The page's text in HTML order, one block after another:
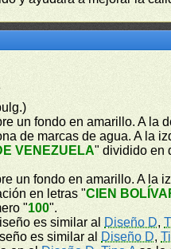
un fondo en amarillo. A la
de marcas de agua. A la
VENEZUELA" dividido en
un fondo en amarillo. A la
en letras "CIEN
"100".
es similar al Diseño D,
es similar al Diseño D,